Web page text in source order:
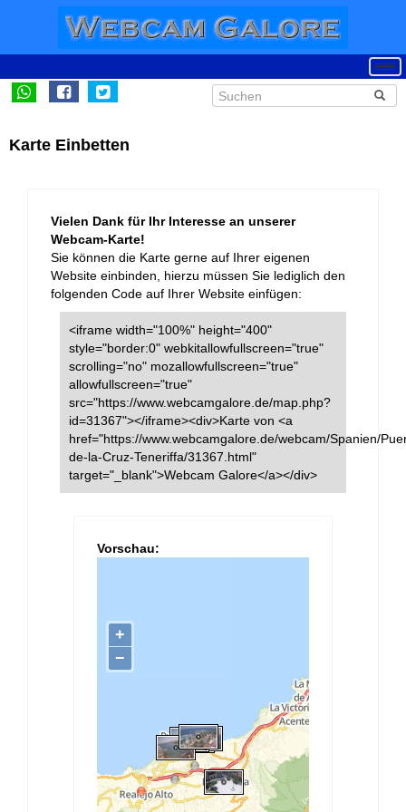
Karte Einbetten
Vielen Dank für Ihr Interesse an unserer
Webcam-Karte!
Sie können die Karte gerne auf Ihrer eigenen
Website einbinden, hierzu müssen Sie lediglich den
folgenden Code auf Ihrer Website einfügen:
<iframe width="100%" height="400"
style="border:0" webkitallowfullscreen="true"
scrolling="no" mozallowfullscreen="true"
allowfullscreen="true"
src="https://www.webcamgalore.de/map.php?
id=31367"></iframe><div>Karte von <a
href="https://www.webcamgalore.de/webcam/Spanien/
de-la-Cruz-Teneriffa/31367.html"
target="_blank">Webcam Galore</a></div>
Vorschau: